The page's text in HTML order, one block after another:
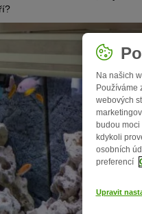
Na našich
Používáme
webových
budou
kdykoli
osobních
preferencí
Upravit